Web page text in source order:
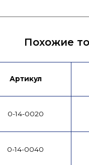
Похожие
Артикул
0-14-0020
0-14-0040